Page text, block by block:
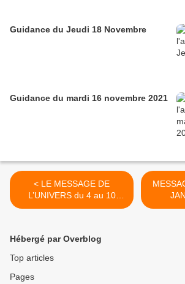
Guidance du Jeudi 18 Novembre
Guidance du mardi 16 novembre 2021
< LE MESSAGE DE
L’UNIVERS du 4 au 10
janvier 2021
Hébergé par Overblog
Top articles
Pages